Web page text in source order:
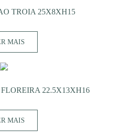
TROIA 25X8XH15
MAIS
22.5X13XH16
MAIS